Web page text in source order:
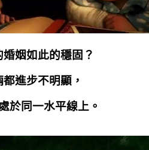
姻如此的穩固？
進步不明顯，
於同一水平線上。